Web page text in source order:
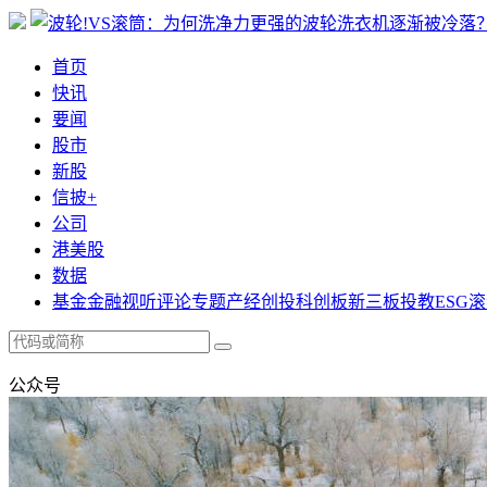
首页
快讯
要闻
股市
新股
信披+
公司
港美股
数据
基金金融视听评论专题产经创投科创板新三板投教ESG
公众号